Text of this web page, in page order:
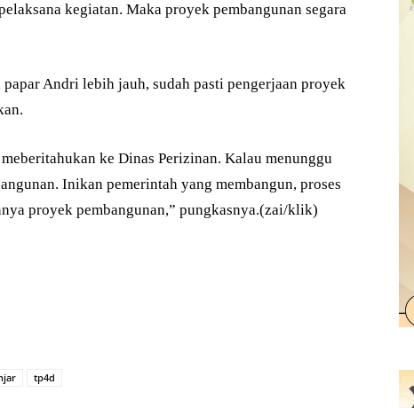
kegiatan. Maka proyek pembangunan segara
Andri lebih jauh, sudah pasti pengerjaan proyek
ke Dinas Perizinan. Kalau menunggu
Inikan pemerintah yang membangun, proses
proyek pembangunan,” pungkasnya.(zai/klik)
tp4d